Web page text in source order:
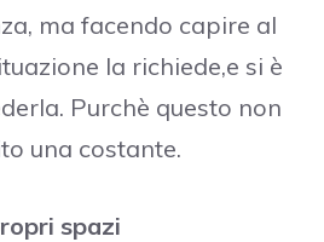
ma facendo capire al
la richiede,e si è
Purchè questo non
una costante.
spazi